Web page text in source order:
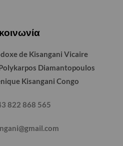
de Kisangani Vicaire
Diamantopoulos
Kisangani Congo
822 868 565